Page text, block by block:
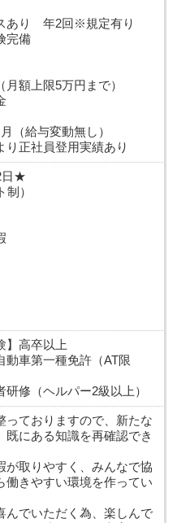
あり 年2回※規定有り
完備
額上限5万円まで）
（給与変動無し）
正社員登用実績あり
日★
）
】高卒以上
動車第一種免許（AT限
修（ヘルパー2級以上）
っておりますので、新たな
既にある知識を再確認でき
が取りやすく、みんなで協
働きやすい環境を作ってい
んでいただく為、楽しんで